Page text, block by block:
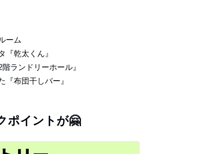
ーム
乾太くん』
ランドリーホール』
布団干しバー』
ポイントが🤗